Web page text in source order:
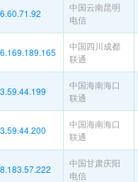
中国云南昆明
电信
中国四川成都
联通
中国海南海口
联通
中国海南海口
联通
中国甘肃庆阳
电信